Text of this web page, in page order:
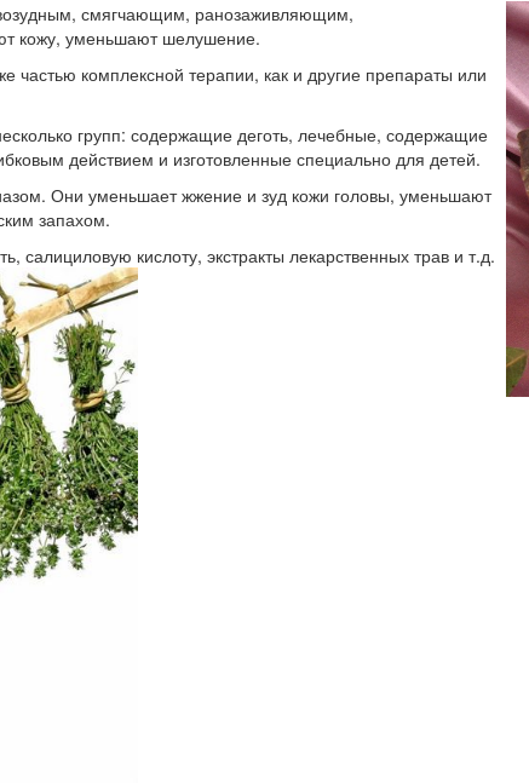
смягчающим, ранозаживляющим,
кожу, уменьшают шелушение.
частью комплексной терапии, как и другие препараты или
групп: содержащие деготь, лечебные, содержащие
действием и изготовленные специально для детей.
Они уменьшает жжение и зуд кожи головы, уменьшают
запахом.
кислоту, экстракты лекарственных трав и т.д.